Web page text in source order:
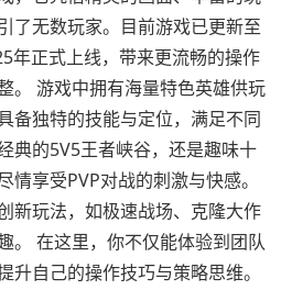
了无数玩家。目前游戏已更新至
年正式上线，带来更流畅的操作
。 游戏中拥有海量特色英雄供玩
备独特的技能与定位，满足不同
典的5V5王者峡谷，还是趣味十
享受PVP对战的刺激与快感。
新玩法，如极速战场、克隆大作
。 在这里，你不仅能体验到团队
升自己的操作技巧与策略思维。